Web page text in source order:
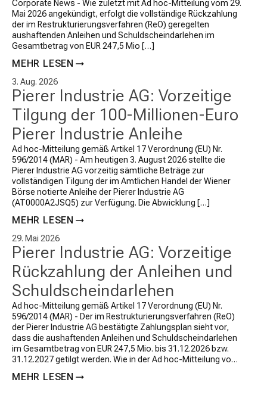
Anleihen und
Schuldscheindarlehen iHv EUR
247,5 Mio zzgl Zinsen
Corporate News - Wie zuletzt mit Ad hoc-Mitteilung vom 29.
Mai 2026 angekündigt, erfolgt die vollständige Rückzahlung
der im Restrukturierungsverfahren (ReO) geregelten
aushaftenden Anleihen und Schuldscheindarlehen im
Gesamtbetrag von EUR 247,5 Mio […]
MEHR LESEN
3. Aug. 2026
Pierer Industrie AG: Vorzeitige
Tilgung der 100-Millionen-Euro
Pierer Industrie Anleihe
Ad hoc-Mitteilung gemäß Artikel 17 Verordnung (EU) Nr.
596/2014 (MAR) - Am heutigen 3. August 2026 stellte die
Pierer Industrie AG vorzeitig sämtliche Beträge zur
vollständigen Tilgung der im Amtlichen Handel der Wiener
Börse notierte Anleihe der Pierer Industrie AG
(AT0000A2JSQ5) zur Verfügung. Die Abwicklung […]
MEHR LESEN
29. Mai 2026
Pierer Industrie AG: Vorzeitige
Rückzahlung der Anleihen und
Schuldscheindarlehen
Ad hoc-Mitteilung gemäß Artikel 17 Verordnung (EU) Nr.
596/2014 (MAR) - Der im Restrukturierungsverfahren (ReO)
der Pierer Industrie AG bestätigte Zahlungsplan sieht vor,
dass die aushaftenden Anleihen und Schuldscheindarlehen
im Gesamtbetrag von EUR 247,5 Mio. bis 31.12.2026 bzw.
31.12.2027 getilgt werden. Wie in der Ad hoc-Mitteilung vom
MEHR LESEN